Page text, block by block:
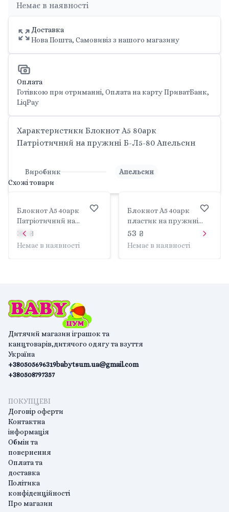
Немає в наявності
Доставка
Нова Пошта, Самовивіз з нашого магазину
Оплата
Готівкою при отриманні, Оплата на карту ПриватБанк,
LiqPay
Характеристики Блокнот А5 80арк
Патріотичний на пружині Б-Л5-80 Апельсин
Виробник
Апельсин
Схожі товари
Блокнот А5 40арк
Патріотичний на
пружині Б-Л5-40
Апельсин
36 ₴
Немає в наявності
Блокнот А5 40арк
пластик на пружині
збоку Б-БП5-40
Апельсин
53 ₴
Немає в наявності
Дитячий магазин іграшок та
канцтоварів,дитячого одягу та взуття
Україна
+380505696319
+380508797357
babytsum.ua@gmail.com
ПОКУПЦЕВІ
Договір оферти
Контактна
інформація
Обмін та
повернення
Оплата та
доставка
Політика
конфіденційності
Про магазин